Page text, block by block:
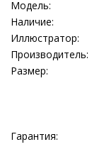
Модель:
Наличие:
Иллюстратор:
Производитель:
Размер:
Гарантия: